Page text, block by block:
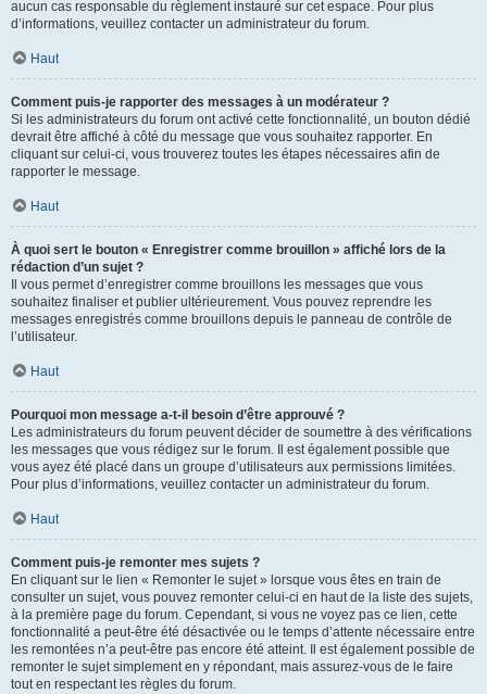
aucun cas responsable du règlement instauré sur cet espace. Pour plus
d’informations, veuillez contacter un administrateur du forum.
Haut
Comment puis-je rapporter des messages à un modérateur ?
Si les administrateurs du forum ont activé cette fonctionnalité, un bouton dédié
devrait être affiché à côté du message que vous souhaitez rapporter. En
cliquant sur celui-ci, vous trouverez toutes les étapes nécessaires afin de
rapporter le message.
Haut
À quoi sert le bouton « Enregistrer comme brouillon » affiché lors de la
rédaction d’un sujet ?
Il vous permet d’enregistrer comme brouillons les messages que vous
souhaitez finaliser et publier ultérieurement. Vous pouvez reprendre les
messages enregistrés comme brouillons depuis le panneau de contrôle de
l’utilisateur.
Haut
Pourquoi mon message a-t-il besoin d’être approuvé ?
Les administrateurs du forum peuvent décider de soumettre à des vérifications
les messages que vous rédigez sur le forum. Il est également possible que
vous ayez été placé dans un groupe d’utilisateurs aux permissions limitées.
Pour plus d’informations, veuillez contacter un administrateur du forum.
Haut
Comment puis-je remonter mes sujets ?
En cliquant sur le lien « Remonter le sujet » lorsque vous êtes en train de
consulter un sujet, vous pouvez remonter celui-ci en haut de la liste des sujets,
à la première page du forum. Cependant, si vous ne voyez pas ce lien, cette
fonctionnalité a peut-être été désactivée ou le temps d’attente nécessaire entre
les remontées n’a peut-être pas encore été atteint. Il est également possible de
remonter le sujet simplement en y répondant, mais assurez-vous de le faire
tout en respectant les règles du forum.